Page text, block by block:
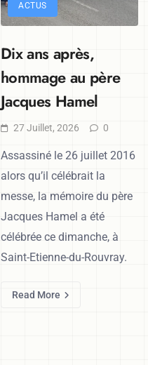
ACTUS
Dix ans après,
hommage au père
Jacques Hamel
27 Juillet, 2026 0
Assassiné le 26 juillet 2016
alors qu’il célébrait la
messe, la mémoire du père
Jacques Hamel a été
célébrée ce dimanche, à
Saint-Etienne-du-Rouvray.
Read More